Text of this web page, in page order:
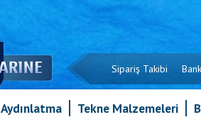
Sipariş Takibi
Aydınlatma Tekne Malzemeleri